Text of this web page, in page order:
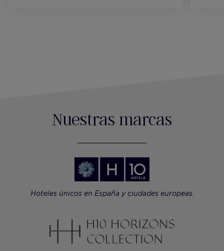
Nuestras marcas
Hoteles únicos en España y ciudades europeas.